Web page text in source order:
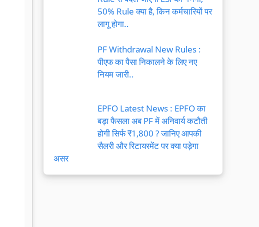
50% Rule क्या है, किन कर्मचारियों पर
लागू होगा..
PF Withdrawal New Rules :
पीएफ का पैसा निकालने के लिए नए
नियम जारी..
EPFO Latest News : EPFO का
बड़ा फैसला अब PF में अनिवार्य कटौती
होगी सिर्फ ₹1,800 ? जानिए आपकी
सैलरी और रिटायरमेंट पर क्या पड़ेगा
असर